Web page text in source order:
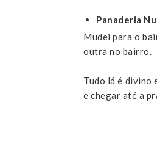
Panaderia
Mudei para o
outra no bairro.
Tudo lá é divino
e chegar até a